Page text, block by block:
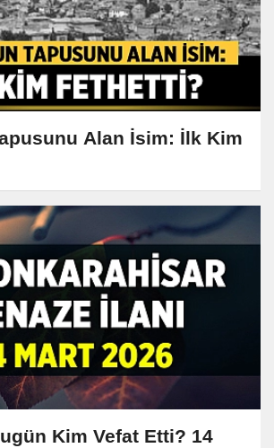
Alan İsim: İlk Kim
Kim Vefat Etti? 14